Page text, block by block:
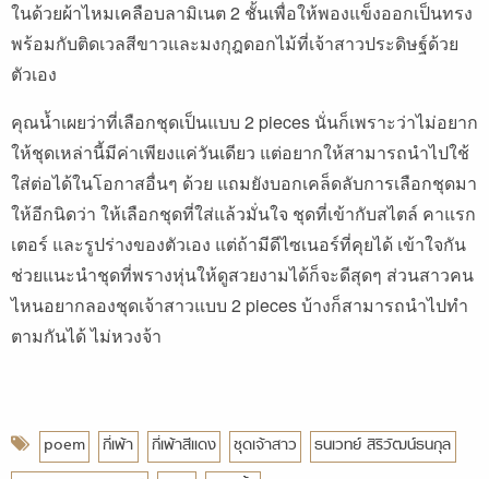
ในด้วยผ้าไหมเคลือบลามิเนต 2 ชั้นเพื่อให้พองแข็งออกเป็นทรง
พร้อมกับติดเวลสีขาวและมงกุฎดอกไม้ที่เจ้าสาวประดิษฐ์ด้วย
ตัวเอง
คุณน้ำเผยว่าที่เลือกชุดเป็นแบบ 2 pieces นั่นก็เพราะว่าไม่อยาก
ให้ชุดเหล่านี้มีค่าเพียงแค่วันเดียว แต่อยากให้สามารถนำไปใช้
ใส่ต่อได้ในโอกาสอื่นๆ ด้วย แถมยังบอกเคล็ดลับการเลือกชุดมา
ให้อีกนิดว่า ให้เลือกชุดที่ใส่แล้วมั่นใจ ชุดที่เข้ากับสไตล์ คาแรก
เตอร์ และรูปร่างของตัวเอง แต่ถ้ามีดีไซเนอร์ที่คุยได้ เข้าใจกัน
ช่วยแนะนำชุดที่พรางหุ่นให้ดูสวยงามได้ก็จะดีสุดๆ ส่วนสาวคน
ไหนอยากลองชุดเจ้าสาวแบบ 2 pieces บ้างก็สามารถนำไปทำ
ตามกันได้ ไม่หวงจ้า
poem กี่เพ้า กี่เพ้าสีแดง ชุดเจ้าสาว
ธนเวทย์ สิริวัฒน์ธนกุล